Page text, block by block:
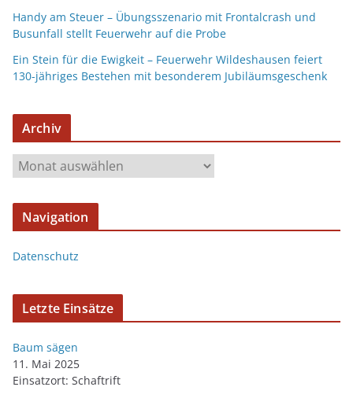
Handy am Steuer – Übungsszenario mit Frontalcrash und
Busunfall stellt Feuerwehr auf die Probe
Ein Stein für die Ewigkeit – Feuerwehr Wildeshausen feiert
130-jähriges Bestehen mit besonderem Jubiläumsgeschenk
Archiv
Navigation
Datenschutz
Letzte Einsätze
Baum sägen
11. Mai 2025
Einsatzort: Schaftrift